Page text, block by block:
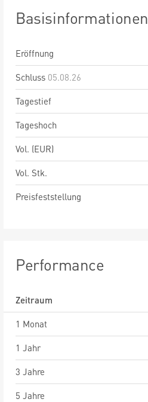
Basisinformationen
Eröffnung
Schluss 05.08.26
Tagestief
Tageshoch
Vol. (EUR)
Vol. Stk.
Preisfeststellung
Performance
Zeitraum
1 Monat
1 Jahr
3 Jahre
5 Jahre